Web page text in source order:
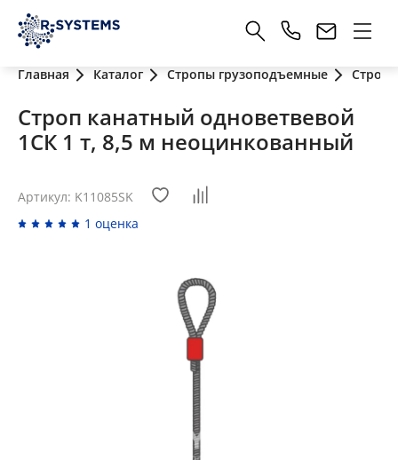
Главная Каталог Стропы грузоподъемные
Строп канатный одноветвевой
1СК 1 т, 8,5 м неоцинкованный
Артикул: K11085SK
1 оценка